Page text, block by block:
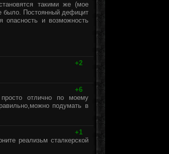
такими же (мое
было. Постоянный дефицит
опасность и возможность
+2
+6
отлично по моему
подумать в
+1
реализьм сталкерской